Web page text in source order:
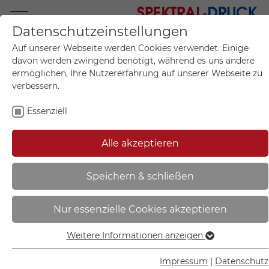
Mo.-Fr. 09:00-17:00
+49 (0)711 55 75 25
Mein Konto
Mein Warenkorb
Sie sind hier: Start
Fluchtwegschild -
langnachleuchtend | Notausgang
links, (Kombischild) - 38.A1020
Datenschutzeinstellungen
Auf unserer Webseite werden Cookies verwendet. Einige
davon werden zwingend benötigt, während es uns andere
ermöglichen, Ihre Nutzererfahrung auf unserer Webseite zu
verbessern.
Essenziell
Alle akzeptieren
Speichern & schließen
Nur essenzielle Cookies akzeptieren
Essenziell
Essenzielle Cookies werden für grundlegende Funktionen
Weitere Informationen anzeigen
Impressum Datenschutz